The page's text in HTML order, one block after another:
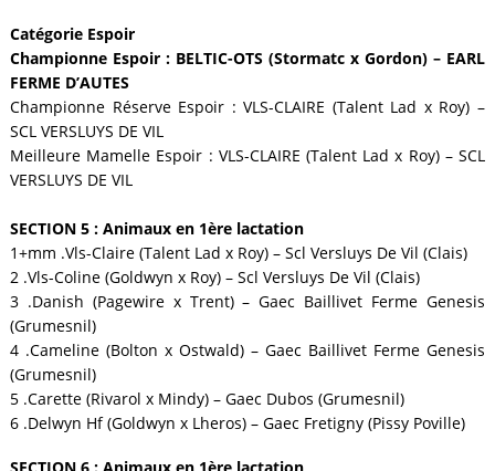
Catégorie Espoir
Championne Espoir : BELTIC-OTS (Stormatc x Gordon) – EARL
FERME D’AUTES
Championne Réserve Espoir : VLS-CLAIRE (Talent Lad x Roy) –
SCL VERSLUYS DE VIL
Meilleure Mamelle Espoir : VLS-CLAIRE (Talent Lad x Roy) – SCL
VERSLUYS DE VIL
SECTION 5 : Animaux en 1ère lactation
1+mm .Vls-Claire (Talent Lad x Roy) – Scl Versluys De Vil (Clais)
2 .Vls-Coline (Goldwyn x Roy) – Scl Versluys De Vil (Clais)
3 .Danish (Pagewire x Trent) – Gaec Baillivet Ferme Genesis
(Grumesnil)
4 .Cameline (Bolton x Ostwald) – Gaec Baillivet Ferme Genesis
(Grumesnil)
5 .Carette (Rivarol x Mindy) – Gaec Dubos (Grumesnil)
6 .Delwyn Hf (Goldwyn x Lheros) – Gaec Fretigny (Pissy Poville)